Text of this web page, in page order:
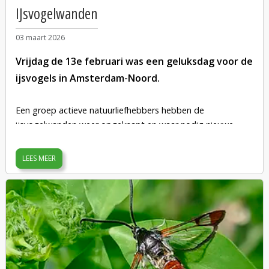
IJsvogelwanden
03 maart 2026
Vrijdag de 13e februari was een geluksdag voor de
ijsvogels in Amsterdam-Noord.
Een groep actieve natuurliefhebbers hebben de
ijsvogelwanden weer opgeknapt en waar nodig nieuwe
helemaal in orde gemaakt. In de Kadoelerbreek bevinden
zich er drie. Vanaf het bankje op het Vikingpad bij de
IJdoornlaan kun je er zelfs twee in het riet zien liggen. Wie
daar gaat kijken, wordt wel gevraagd voldoende afstand te
houden en de vogels hun rust te gunnen – zeker in het
broedseizoen, wanneer elke verstoring er één te veel is.
Op de nutstuinen van Volkstuinpark de Bongerd zijn vorig
jaar twee wanden aangelegd en zaterdag 14 maart
LEES MEER